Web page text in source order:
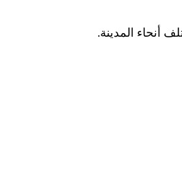
أنحاء المدينة.